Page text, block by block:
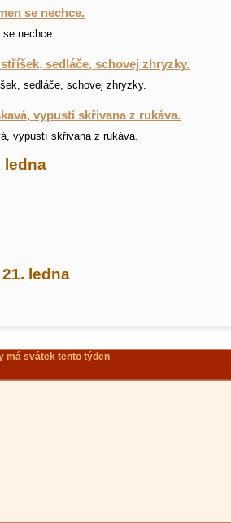
se nechce.
nechce.
sedláče, schovej zhryzky.
sedláče, schovej zhryzky.
vypustí skřivana z rukáva.
vypustí skřivana z rukáva.
ledna
ledna
má svátek tento týden